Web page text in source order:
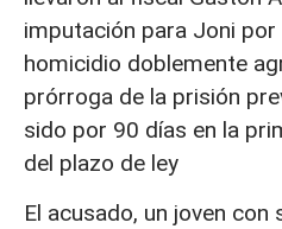
imputación para Joni
homicidio doblemente
prórroga de la prisión
sido por 90 días en la
del plazo de ley
El acusado, un joven